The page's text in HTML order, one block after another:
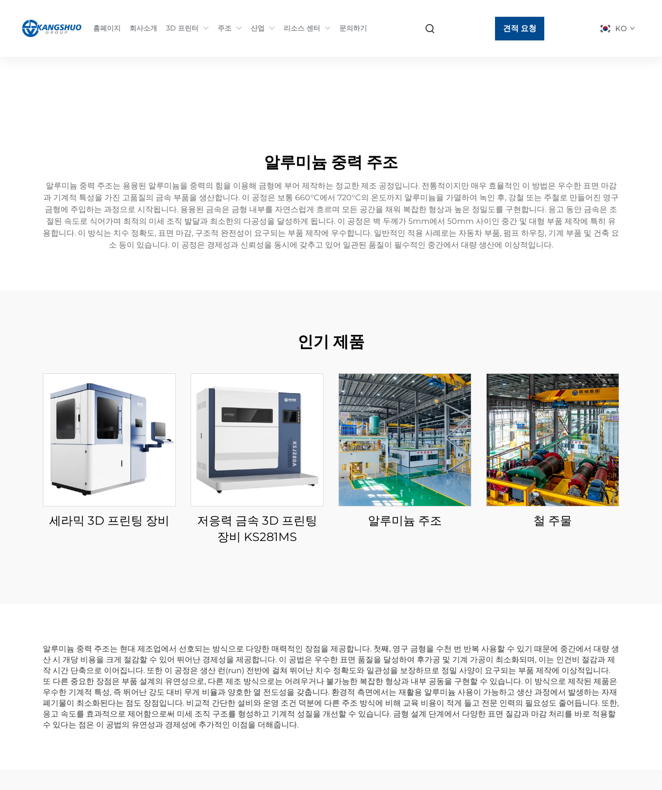
홈페이지 회사소개 3D 프린터 주조 산업 리소스 센터 문의하기 견적 요청 KO
알루미늄 중력 주조
알루미늄 중력 주조는 용융된 알루미늄을 중력의 힘을 이용해 금형에 부어 제작하는 정교한 제조 공정입니다. 전통적이지만 매우 효율적인 이 방법은 우수한 표면 마감
과 기계적 특성을 가진 고품질의 금속 부품을 생산합니다. 이 공정은 보통 660°C에서 720°C의 온도까지 알루미늄을 가열하여 녹인 후, 강철 또는 주철로 만들어진 영구
금형에 주입하는 과정으로 시작됩니다. 용융된 금속은 금형 내부를 자연스럽게 흐르며 모든 공간을 채워 복잡한 형상과 높은 정밀도를 구현합니다. 응고 동안 금속은 조
절된 속도로 식어가며 최적의 미세 조직 발달과 최소한의 다공성을 달성하게 됩니다. 이 공정은 벽 두께가 5mm에서 50mm 사이인 중간 및 대형 부품 제작에 특히 유
용합니다. 이 방식는 치수 정확도, 표면 마감, 구조적 완전성이 요구되는 부품 제작에 우수합니다. 일반적인 적용 사례로는 자동차 부품, 펌프 하우징, 기계 부품 및 건축 요
소 등이 있습니다. 이 공정은 경제성과 신뢰성을 동시에 갖추고 있어 일관된 품질이 필수적인 중간에서 대량 생산에 이상적입니다.
인기 제품
세라믹 3D 프린팅 장비
저응력 금속 3D 프린팅
장비 KS281MS
알루미늄 주조 철 주물
알루미늄 중력 주조는 현대 제조업에서 선호되는 방식으로 다양한 매력적인 장점을 제공합니다. 첫째, 영구 금형을 수천 번 반복 사용할 수 있기 때문에 중간에서 대량 생
산 시 개당 비용을 크게 절감할 수 있어 뛰어난 경제성을 제공합니다. 이 공법은 우수한 표면 품질을 달성하여 후가공 및 기계 가공이 최소화되며, 이는 인건비 절감과 제
작 시간 단축으로 이어집니다. 또한 이 공정은 생산 런(run) 전반에 걸쳐 뛰어난 치수 정확도와 일관성을 보장하므로 정밀 사양이 요구되는 부품 제작에 이상적입니다.
또 다른 중요한 장점은 부품 설계의 유연성으로, 다른 제조 방식으로는 어려우거나 불가능한 복잡한 형상과 내부 공동을 구현할 수 있습니다. 이 방식으로 제작된 제품은
우수한 기계적 특성, 즉 뛰어난 강도 대비 무게 비율과 양호한 열 전도성을 갖춥니다. 환경적 측면에서는 재활용 알루미늄 사용이 가능하고 생산 과정에서 발생하는 자재
폐기물이 최소화된다는 점도 장점입니다. 비교적 간단한 설비와 운영 조건 덕분에 다른 주조 방식에 비해 교육 비용이 적게 들고 전문 인력의 필요성도 줄어듭니다. 또한,
응고 속도를 효과적으로 제어함으로써 미세 조직 구조를 형성하고 기계적 성질을 개선할 수 있습니다. 금형 설계 단계에서 다양한 표면 질감과 마감 처리를 바로 적용할
수 있다는 점은 이 공법의 유연성과 경제성에 추가적인 이점을 더해줍니다.